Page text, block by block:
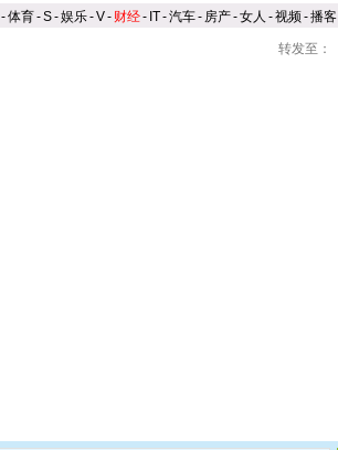
-体育-S-娱乐-V- 财经- IT-汽车- 房产-女人 -视频-播客
转发至：